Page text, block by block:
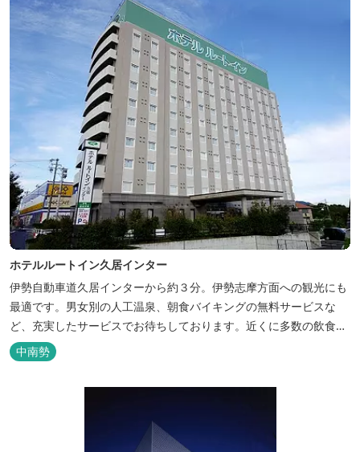
いただけます。「白...
ホテルルートイン久居インター
伊勢自動車道久居インターから約３分。伊勢志摩方面への観光にも
最適です。男女別の人工温泉、朝食バイキングの無料サービスな
ど、充実したサービスでお待ちしております。近くに多数の飲食店
や物販店もあります。
中南勢